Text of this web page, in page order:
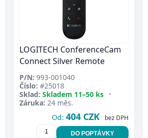
LOGITECH ConferenceCam
Connect Silver Remote
P/N: 993-001040
Číslo: #25018
Sklad: Skladem 11–50 ks •
Záruka: 24 měs.
Od: 404 CZK bez DPH
DO POPTÁVKY